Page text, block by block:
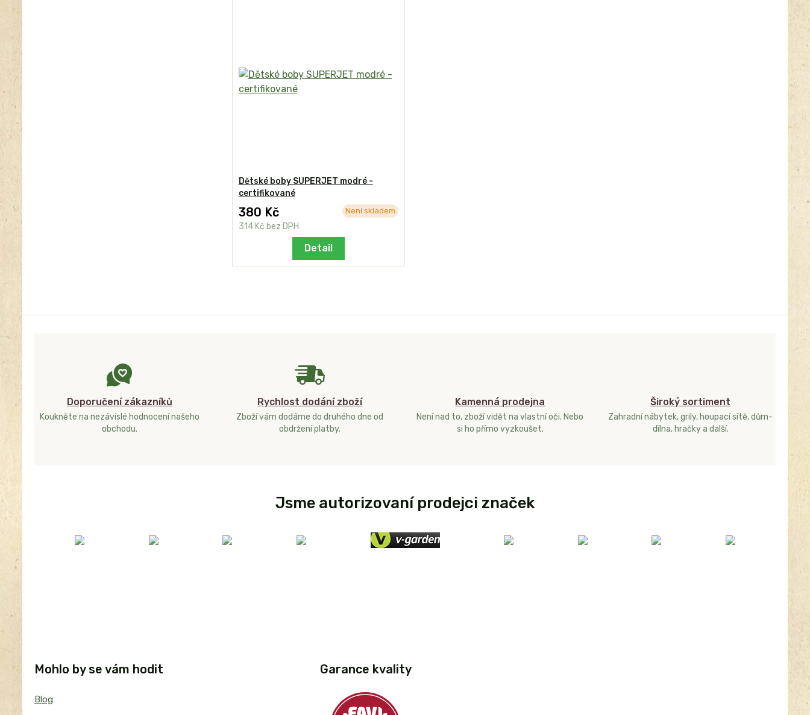
Dětské boby SUPERJET modré -
certifikované
380 Kč
314 Kč bez DPH
Není skladem
Detail
Doporučení zákazníků
Koukněte na nezávislé hodnocení našeho
obchodu.
Rychlost dodání zboží
Zboží vám dodáme do druhého dne od
obdržení platby.
Kamenná prodejna
Není nad to, zboží vidět na vlastní oči. Nebo
si ho přímo vyzkoušet.
Široký sortiment
Zahradní nábytek, grily, houpací sítě, dům-
dílna, hračky a další.
Jsme autorizovaní prodejci značek
Mohlo by se vám hodit
Blog
Garance kvality